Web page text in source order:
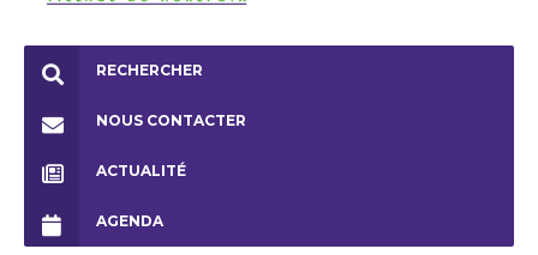
RECHERCHER
NOUS CONTACTER
ACTUALITÉ
AGENDA